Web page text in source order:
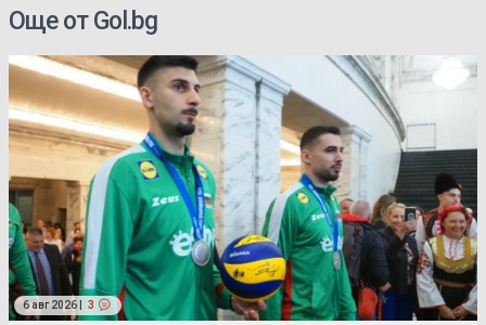
Още от Gol.bg
6 авг 2026 | 3